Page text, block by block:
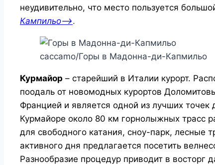
неудивительно, что место пользуется
Кампильо—>.
caccamo/Горы в Мадонна-ди-Капмильо
Курмайор – старейший в Италии курорт.
поодаль от новомодных курортов
Францией и является одной из лучших
Курмайоре около 80 км горнолыжных трасс
для свободного катания, сноу-парк, лесные
активного дня предлагается посетить
Разнообразие процедур приводит в